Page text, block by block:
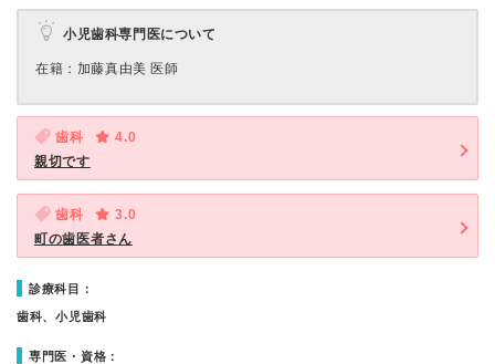
小児歯科専門医について
在籍：加藤真由美 医師
歯科
4.0
親切です
歯科
3.0
町の歯医者さん
診療科目：
歯科、小児歯科
専門医・資格：